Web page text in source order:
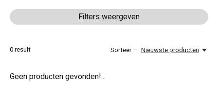
Filters weergeven
0result Sorteer — Nieuwste producten
Geen producten gevonden!...